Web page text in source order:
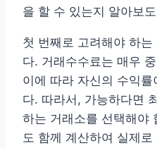
을 할 수 있는지 알아보
첫 번째로 고려해야 하
다. 거래수수료는 매우
이에 따라 자신의 수익
다. 따라서, 가능하다면
하는 거래소를 선택해야
도 함께 계산하여 실제